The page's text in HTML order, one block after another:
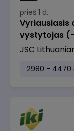
prieš 1 d.
Vyriausiasis
vystytojas
JSC
2980 -